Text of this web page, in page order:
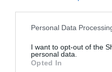
Personal Data
I want to opt-out of the
personal data.
Opted In
Appel
Soutenez Air